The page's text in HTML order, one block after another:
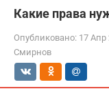
Какие права
Опубликовано: 17 Апр
Смирнов